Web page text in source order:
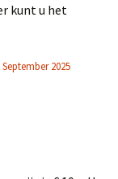
kunt u het
2025